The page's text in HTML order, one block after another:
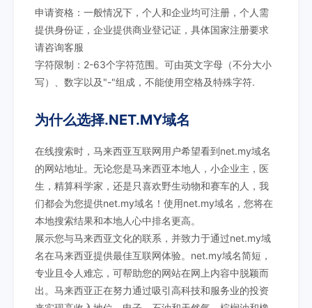
申请资格：一般情况下，个人和企业均可注册，个人需
提供身份证，企业提供商业登记证，具体国家注册要求
请咨询客服
字符限制：2-63个字符范围。可由英文字母（不分大小
写）、数字以及"-"组成，不能使用空格及特殊字符.
为什么选择.NET.MY域名
在线搜索时，马来西亚互联网用户希望看到net.my域名
的网站地址。无论您是马来西亚本地人，小企业主，医
生，精算科学家，还是只喜欢野生动物和赛车的人，我
们都会为您提供net.my域名！使用net.my域名，您将在
本地搜索结果和本地人心中排名更高。
展示您与马来西亚文化的联系，并致力于通过net.my域
名在马来西亚提供最佳互联网体验。net.my域名简短，
专业且令人难忘，可帮助您的网站在网上内容中脱颖而
出。马来西亚正在努力通过吸引高科技和服务业的投资